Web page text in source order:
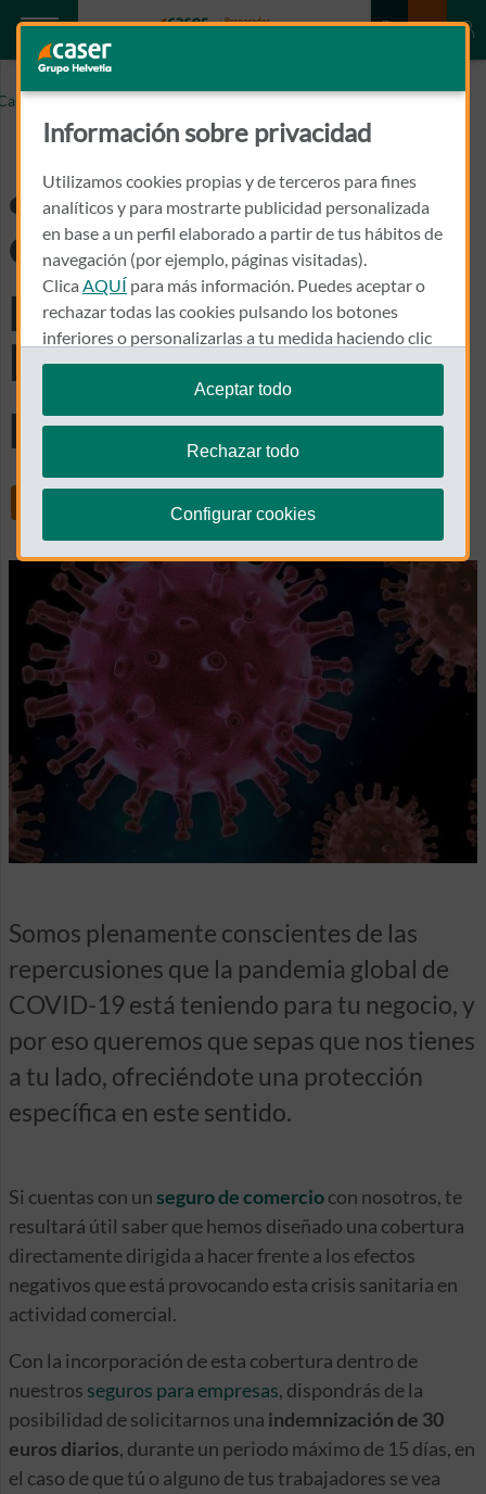
¿Qué protección te ofrece tu seguro para comercios ante
¿Qué protección te
ofrece tu seguro
para comercios ante
la crisis provocada
por la COVID-19?
Share
Somos plenamente conscientes de las
repercusiones que la pandemia global de
COVID-19 está teniendo para tu negocio, y
por eso queremos que sepas que nos tienes
a tu lado, ofreciéndote una protección
específica en este sentido.
Si cuentas con unseguro de comerciocon nosotros, te
resultará útil saber que hemos diseñado una cobertura
directamente dirigida a hacer frente a los efectos
negativos que está provocando esta crisis sanitaria en
actividad comercial.
Con la incorporación de esta cobertura dentro de
nuestros seguros para empresas, dispondrás de la
posibilidad de solicitarnos una indemnización de 30
euros diarios, durante un periodo máximo de 15 días, en
el caso de que tú o alguno de tus trabajadores se vea
Información sobre privacidad
Utilizamos cookies propias y de terceros para fines
analíticos y para mostrarte publicidad personalizada
en base a un perfil elaborado a partir de tus hábitos de
navegación (por ejemplo, páginas visitadas).
Clica AQUÍ para más información. Puedes aceptar o
rechazar todas las cookies pulsando los botones
inferiores o personalizarlas a tu medida haciendo clic
en"configurar cookies".
Te recordamos que puedes modificar tus ajustes de
cookies en cualquier momento en la sección
Aceptar todo
Rechazar todo
Configurar cookies